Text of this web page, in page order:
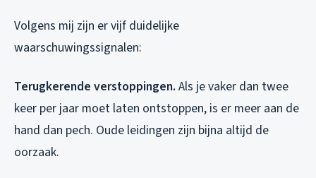
Volgens mij zijn er vijf duidelijke
waarschuwingssignalen:
Terugkerende verstoppingen. Als je vaker dan twee
keer per jaar moet laten ontstoppen, is er meer aan de
hand dan pech. Oude leidingen zijn bijna altijd de
oorzaak.